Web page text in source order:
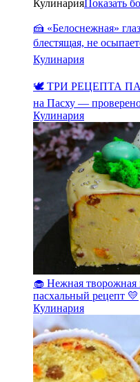
КулинарияПоказать
🍰 «Белоснежная»
блестящая, не
Кулинария
🕊️ ТРИ РЕЦЕПТА
на Пасху —
Кулинария
🧁 Нежная
пасхальный рецепт 💛
Кулинария